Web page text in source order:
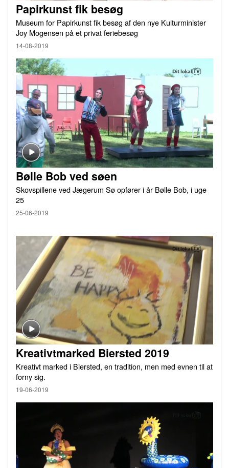
Papirkunst fik besøg
Museum for Papirkunst fik besøg af den nye Kulturminister
Joy Mogensen på et privat feriebesøg
14-08-2019
Bølle Bob ved søen
Skovspillene ved Jægerum Sø opfører i år Bølle Bob, i uge
25
25-06-2019
Kreativtmarked Biersted 2019
Kreativt marked i Biersted, en tradition, men med evnen til at
forny sig.
19-06-2019